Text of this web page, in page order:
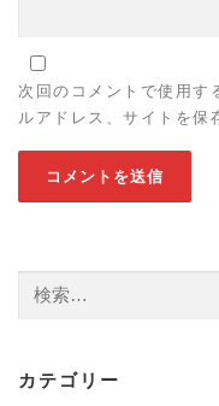
次回のコメントで使用す
ルアドレス、サイトを保
検索:
カテゴリー